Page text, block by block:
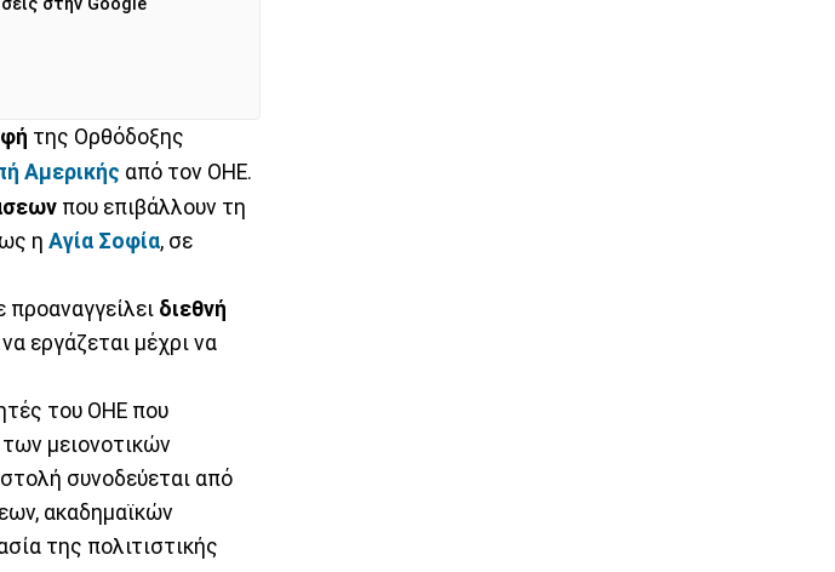
στην Google
της Ορθόδοξης
Αμερικής από τον ΟΗΕ.
που επιβάλλουν τη
η Αγία Σοφία, σε
προαναγγείλει διεθνή
εργάζεται μέχρι να
του ΟΗΕ που
μειονοτικών
συνοδεύεται από
ακαδημαϊκών
της πολιτιστικής